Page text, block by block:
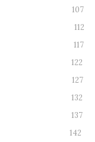
107
112
117
122
127
132
137
142